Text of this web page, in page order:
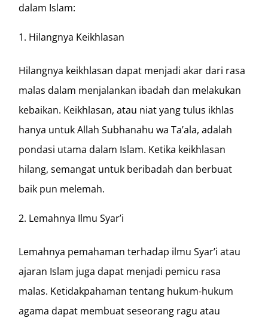
dalam Islam:
Hilangnya Keikhlasan
Hilangnya keikhlasan dapat menjadi akar dari rasa
malas dalam menjalankan ibadah dan melakukan
kebaikan. Keikhlasan, atau niat yang tulus ikhlas
hanya untuk Allah Subhanahu wa Ta’ala, adalah
pondasi utama dalam Islam. Ketika keikhlasan
hilang, semangat untuk beribadah dan berbuat
baik pun melemah.
Lemahnya Ilmu Syar’i
Lemahnya pemahaman terhadap ilmu Syar’i atau
ajaran Islam juga dapat menjadi pemicu rasa
malas. Ketidakpahaman tentang hukum-hukum
agama dapat membuat seseorang ragu atau